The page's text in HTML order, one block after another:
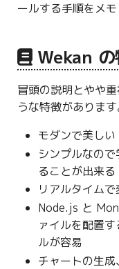
ールする手順をメモ
Wekan
冒頭の説明とやや
うな特徴があります
モダンで美しい
シンプルなの
ることが出来る
リアルタイム
Node.js と
ァイルを配置
ルが容易
チャートの生